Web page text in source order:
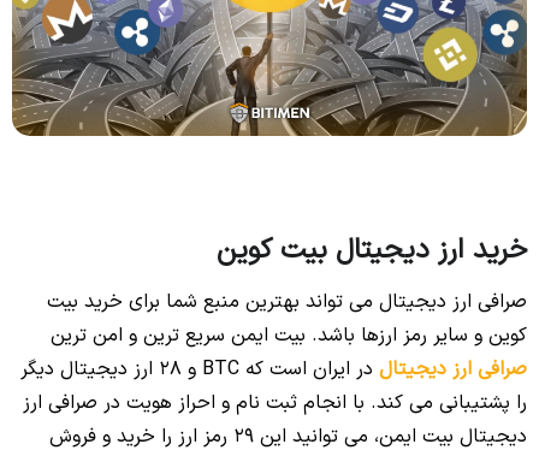
خرید ارز دیجیتال بیت کوین
صرافی ارز دیجیتال می تواند بهترین منبع شما برای خرید بیت
کوین و سایر رمز ارزها باشد. بیت ایمن سریع ترین و امن ترین
صرافی ارز دیجیتال
در ایران است که BTC و 28 ارز دیجیتال دیگر
را پشتیبانی می کند. با انجام ثبت نام و احراز هویت در صرافی ارز
دیجیتال بیت ایمن، می توانید این 29 رمز ارز را خرید و فروش